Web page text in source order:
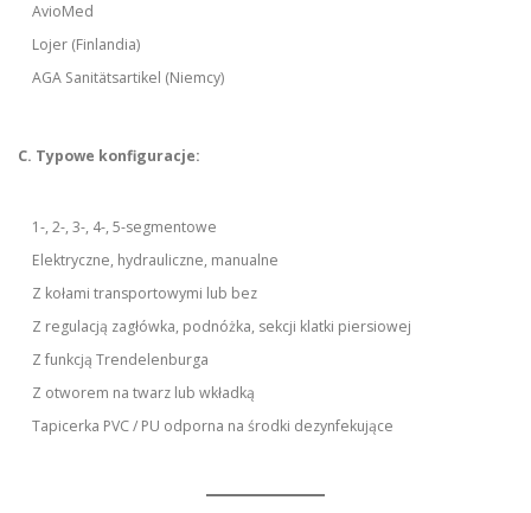
AvioMed
Lojer (Finlandia)
AGA Sanitätsartikel (Niemcy)
C. Typowe konfiguracje:
1-, 2-, 3-, 4-, 5-segmentowe
Elektryczne, hydrauliczne, manualne
Z kołami transportowymi lub bez
Z regulacją zagłówka, podnóżka, sekcji klatki piersiowej
Z funkcją Trendelenburga
Z otworem na twarz lub wkładką
Tapicerka PVC / PU odporna na środki dezynfekujące